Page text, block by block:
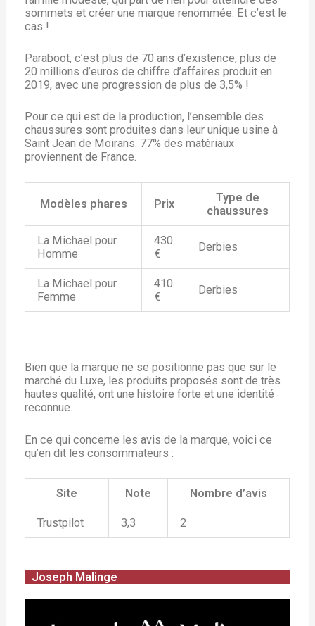
sommets et créer une marque renommée. Et c’est le
cas !
Paraboot, c’est plus de 70 ans d’existence, plus de
20 millions d’euros de chiffre d’affaires produit en
2019, avec une progression de plus de 3,5% !
Pour ce qui est de la production, l’ensemble des
chaussures sont produites dans leur unique usine à
Saint Jean de Moirans. 77% des matériaux
proviennent de France.
Modèles phares Prix
Type de
chaussures
La Michael pour
Homme
430
€
Derbies
La Michael pour
Femme
410
€
Derbies
Bien que la marque ne se positionne pas que sur le
marché du Luxe, les produits proposés sont de très
hautes qualité, ont une histoire forte et une identité
reconnue.
En ce qui concerne les avis de la marque, voici ce
qu’en dit les consommateurs :
Site Note Nombre d’avis
Trustpilot 3,3 2
Joseph Malinge